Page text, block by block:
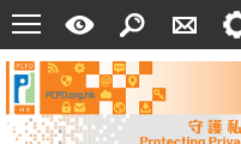
菜
单
速
指
南
索
络
我
定